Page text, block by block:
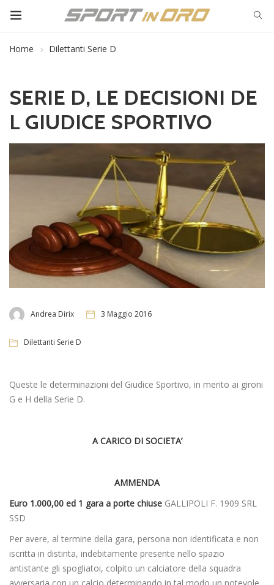
Home Dilettanti Serie D
SERIE D, LE DECISIONI DE
L GIUDICE SPORTIVO
Andrea Dirix 3 Maggio 2016
Dilettanti Serie D
Queste le determinazioni del Giudice Sportivo, in merito ai gironi
G e H della Serie D.
A CARICO DI SOCIETA’
AMMENDA
Euro 1.000,00 ed 1 gara a porte chiuse GALLIPOLI F. 1909 SRL
SSD
Per avere, al termine della gara, persona non identificata e non
iscritta in distinta, indebitamente presente nello spazio
antistante gli spogliatoi, colpito un calciatore della squadra